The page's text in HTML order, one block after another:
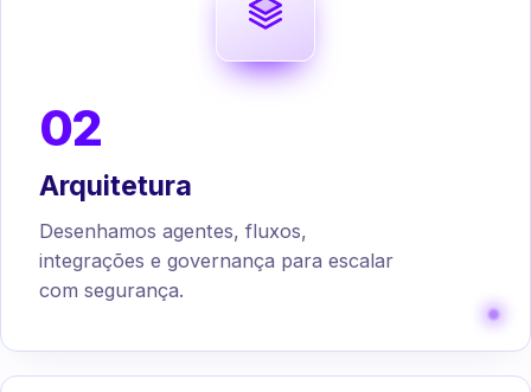
02
Arquitetura
Desenhamos agentes, fluxos,
integrações e governança para escalar
com segurança.